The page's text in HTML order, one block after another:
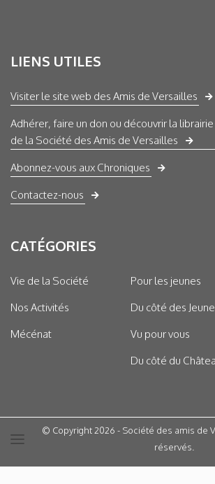
LIENS UTILES
Visiter le site web des Amis de Versailles
Adhérer, faire un don ou découvrir la
de la Société des Amis de Versailles
Abonnez-vous aux Chroniques
Contactez-nous
CATÉGORIES
Vie de la Société
Nos Activités
Mécénat
Pour les jeunes
Du côté des
Vu pour vous
Du côté du
© Copyright 2026 - Société des amis de
réservés.